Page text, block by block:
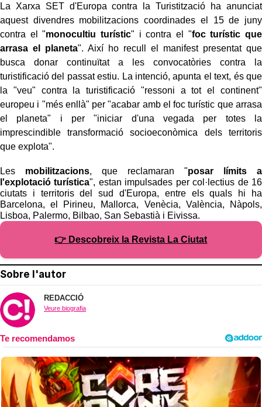
La Xarxa SET d'Europa contra la Turistització ha anunciat
aquest divendres mobilitzacions coordinades el 15 de juny
contra el "monocultiu turístic" i contra el "foc turístic que
arrasa el planeta". Així ho recull el manifest presentat que
busca donar continuïtat a les convocatòries contra la
turistificació del passat estiu. La intenció, apunta el text, és que
la "veu" contra la turistificació "ressoni a tot el continent"
europeu i "més enllà" per "acabar amb el foc turístic que arrasa
el planeta" i per "iniciar d'una vegada per totes la
imprescindible transformació socioeconòmica dels territoris
que explota".
Les mobilitzacions, que reclamaran "posar límits a
l'explotació turística", estan impulsades per col·lectius de 16
ciutats i territoris del sud d'Europa, entre els quals hi ha
Barcelona, el Pirineu, Mallorca, Venècia, València, Nàpols,
Lisboa, Palermo, Bilbao, San Sebastià i Eivissa.
👉 Descobreix la Revista La Ciutat
Sobre l'autor
REDACCIÓ
Veure biografia